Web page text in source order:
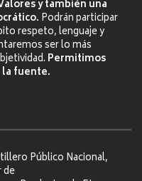
y también una
Podrán participar
respeto, lenguaje y
ser lo más
Permitimos
fuente.
Público Nacional,
de